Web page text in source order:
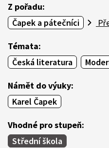
Z pořadu:
Čapek a pátečníci
Témata:
Česká literatura
Námět do výuky:
Karel Čapek
Vhodné pro stupeň:
Střední škola